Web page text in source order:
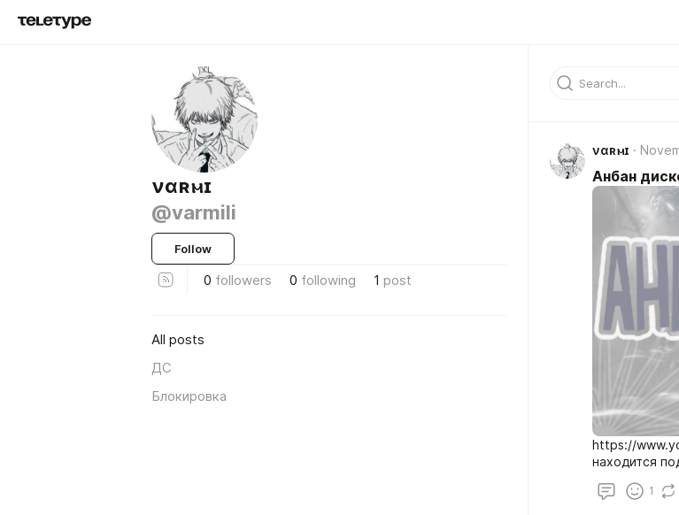
νɑʀⲙɪ
@varmili
Follow
0 followers 0 following 1 post
All posts
ДС
Блокировка
νɑʀⲙɪ
Анбан
https://
находится
1